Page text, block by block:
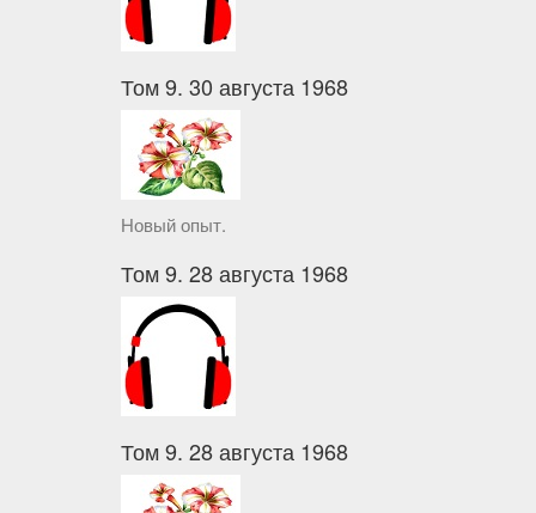
Том 9. 30 августа 1968
Новый опыт.
Том 9. 28 августа 1968
Том 9. 28 августа 1968